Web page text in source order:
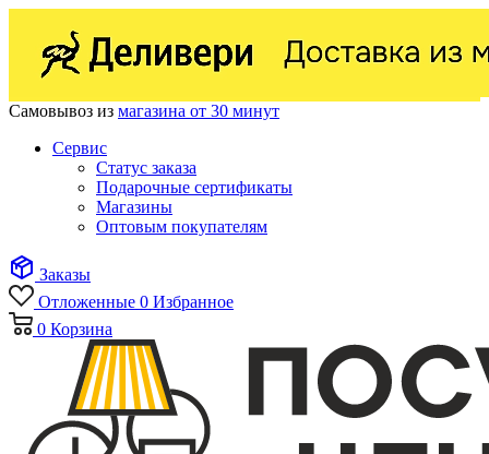
Самовывоз из магазина от 30 минут
Сервис
Статус заказа
Подарочные сертификаты
Магазины
Оптовым покупателям
Заказы
Отложенные 0 Избранное
0 Корзина